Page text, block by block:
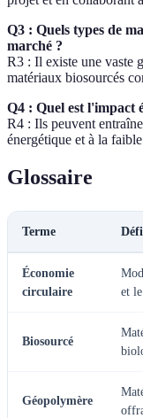
Q3 : Quels types de
marché ?
R3 : Il existe une vaste
matériaux biosourcés
Q4 : Quel est l'impact
R4 : Ils peuvent
énergétique et à la
Glossaire
Terme
Économie
circulaire
et
Biosourcé
Géopolymère